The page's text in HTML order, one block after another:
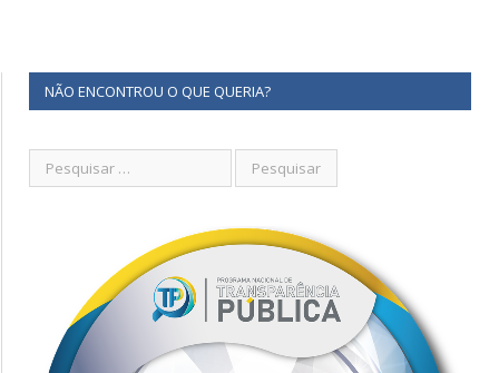
NÃO ENCONTROU O QUE QUERIA?